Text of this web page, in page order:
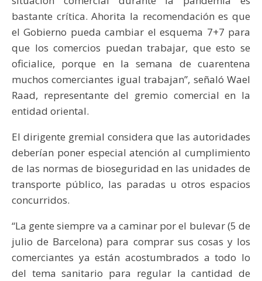
bastante crítica. Ahorita la recomendación es que
el Gobierno pueda cambiar el esquema 7+7 para
que los comercios puedan trabajar, que esto se
oficialice, porque en la semana de cuarentena
muchos comerciantes igual trabajan”, señaló Wael
Raad, representante del gremio comercial en la
entidad oriental.
El dirigente gremial considera que las autoridades
deberían poner especial atención al cumplimiento
de las normas de bioseguridad en las unidades de
transporte público, las paradas u otros espacios
concurridos.
“La gente siempre va a caminar por el bulevar (5 de
julio de Barcelona) para comprar sus cosas y los
comerciantes ya están acostumbrados a todo lo
del tema sanitario para regular la cantidad de